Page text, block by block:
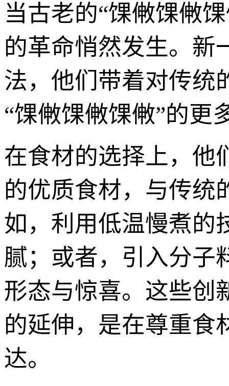
当古老的“馃敒馃敒
的革命悄然发生。新
法，他们带着对传统
“馃敒馃敒馃敒”的更
在食材的选择上，他
的优质食材，与传统
如，利用低温慢煮的
腻；或者，引入分子
形态与惊喜。这些创
的延伸，是在尊重食
达。